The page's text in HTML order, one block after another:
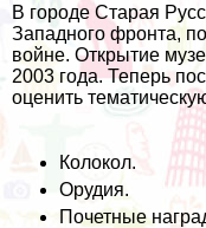
В городе Старая
Западного фронта,
войне. Открытие
2003 года. Теперь
оценить
Колокол.
Орудия.
Почетные